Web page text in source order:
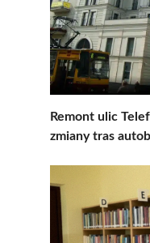
Remont ulic
zmiany tras